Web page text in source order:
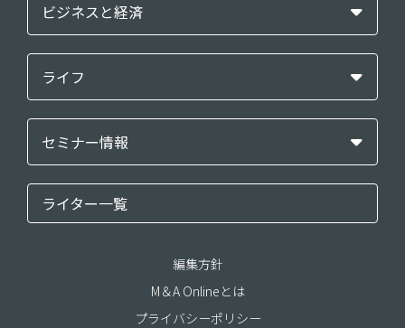
ビジネスと経済
ライフ
セミナー情報
ライター一覧
編集方針
M＆A Onlineとは
プライバシーポリシー